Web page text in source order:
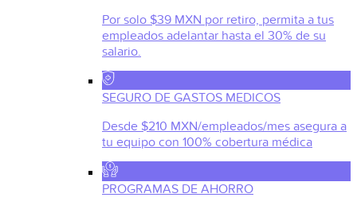
Por solo $39 MXN por retiro, permita a tus
empleados adelantar hasta el 30% de su
salario.
SEGURO DE GASTOS MEDICOS
Desde $210 MXN/empleados/mes asegura a
tu equipo con 100% cobertura médica
PROGRAMAS DE AHORRO